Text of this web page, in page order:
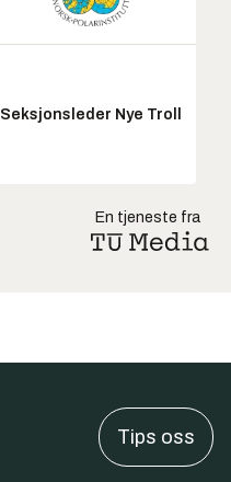
Seksjonsleder Nye Troll
En tjeneste fra
Tips oss